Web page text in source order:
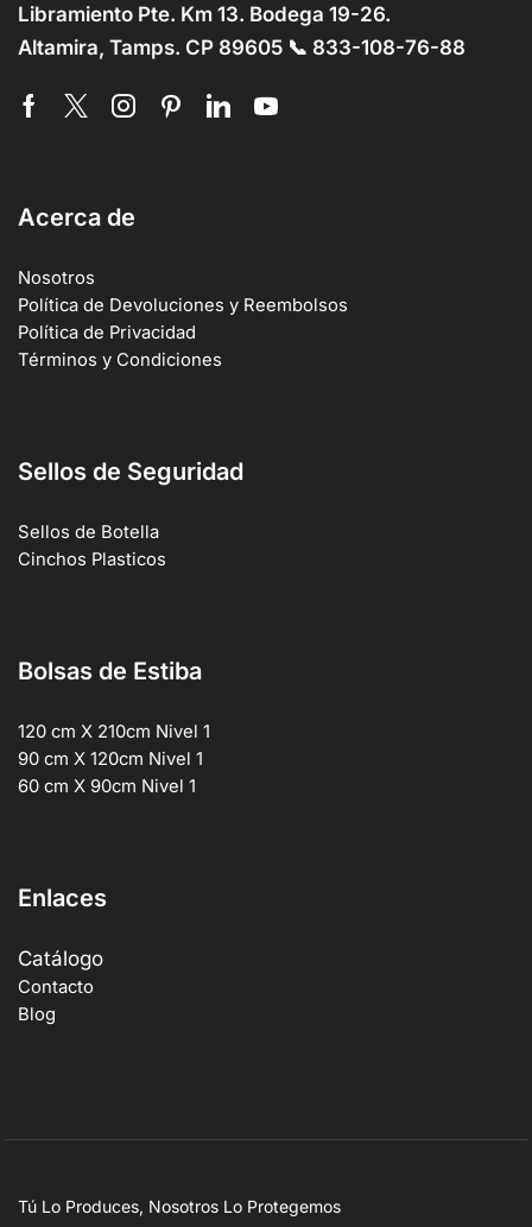
Libramiento Pte. Km 13. Bodega 19-26.
Altamira, Tamps. CP 89605 📞 833-108-76-88
Acerca de
Nosotros
Política de Devoluciones y Reembolsos
Política de Privacidad
Términos y Condiciones
Sellos de Seguridad
Sellos de Botella
Cinchos Plasticos
Bolsas de Estiba
120 cm X 210cm Nivel 1
90 cm X 120cm Nivel 1
60 cm X 90cm Nivel 1
Enlaces
Catálogo
Contacto
Blog
Tú Lo Produces, Nosotros Lo Protegemos